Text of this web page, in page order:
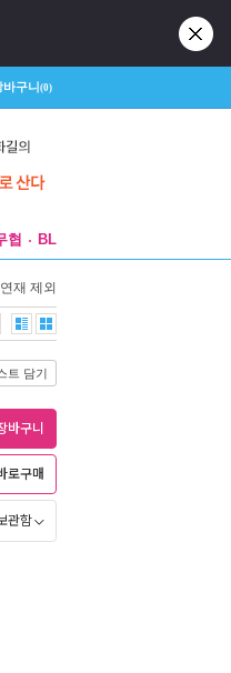
바구니(0)
협 BL
연재 제외
트 담기
바구니
로구매
관함